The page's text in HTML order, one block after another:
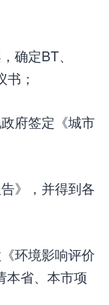
确定BT、
；
府签定《城市
》，并得到各
环境影响评价
本省、本市项